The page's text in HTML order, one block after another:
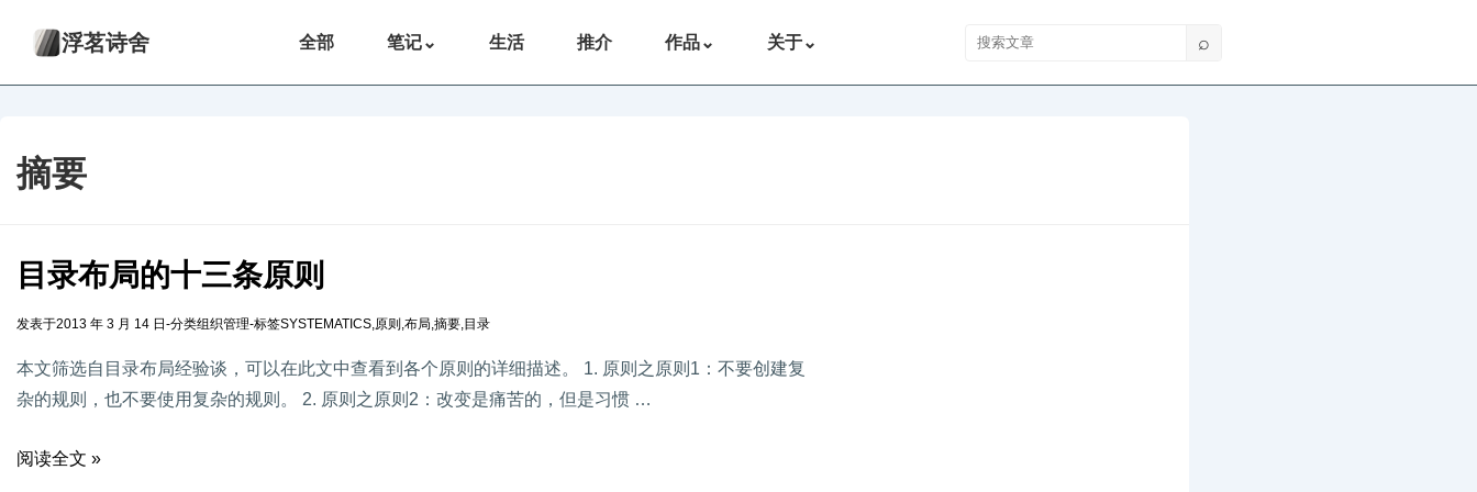
浮茗诗舍 全部 笔记⌄ 生活 推介 作品⌄ 关于⌄ 搜索文章 ⌕
摘要
目录布局的十三条原则
发表于2013 年 3 月 14 日 -分类组织管理-标签SYSTEMATICS,原则 ,布局,摘要,目录
本文筛选自目录布局经验谈，可以在此文中查看到各个原则的详细描述。 1. 原则之原则1：不要创建复
杂的规则，也不要使用复杂的规则。 2. 原则之原则2：改变是痛苦的，但是习惯 …
阅读全文 »